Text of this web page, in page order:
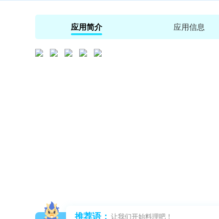
应用简介 应用信息
推荐语： 让我们开始料理吧！